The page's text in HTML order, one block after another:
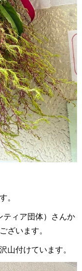
。
ティア団体）さんか
ざいます。
山付けています。